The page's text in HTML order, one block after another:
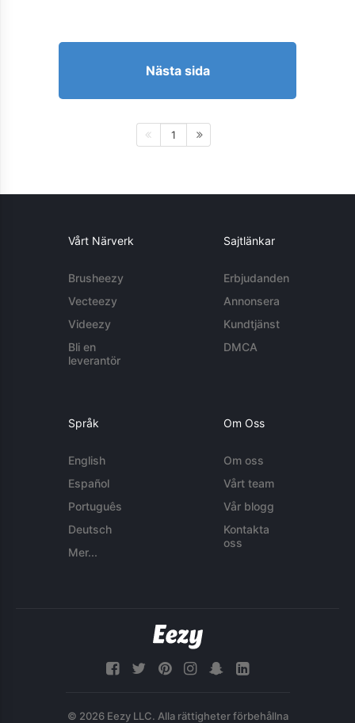
Nästa sida
1
Vårt Närverk
Brusheezy
Vecteezy
Videezy
Bli en
leverantör
Sajtlänkar
Erbjudanden
Annonsera
Kundtjänst
DMCA
Språk
English
Español
Português
Deutsch
Mer...
Om Oss
Om oss
Vårt team
Vår blogg
Kontakta
oss
© 2026 Eezy LLC. Alla rättigheter förbehållna